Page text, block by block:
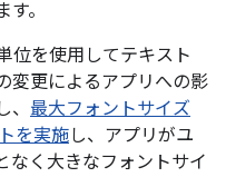
。
位を使用してテキスト
変更によるアプリへの影
最大フォントサイズ
を実施し、アプリがユ
なく大きなフォントサイ